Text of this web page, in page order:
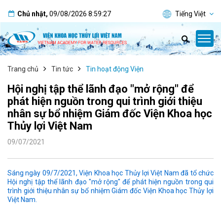
Chủ nhật, 09/08/2026 8:59:28 Tiếng Việt
Trang chủ Tin tức Tin hoạt động Viện
Hội nghị tập thể lãnh đạo "mở rộng" để
phát hiện nguồn trong qui trình giới thiệu
nhân sự bổ nhiệm Giám đốc Viện Khoa học
Thủy lợi Việt Nam
09/07/2021
Sáng ngày 09/7/2021, Viện Khoa học Thủy lợi Việt Nam đã tổ chức
Hội nghị tập thể lãnh đạo "mở rộng" để phát hiện nguồn trong qui
trình giới thiệu nhân sự bổ nhiệm Giám đốc Viện Khoa học Thủy lợi
Việt Nam.